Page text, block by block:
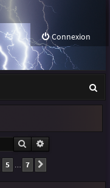
Connexion
e
Rechercher
5 … 7